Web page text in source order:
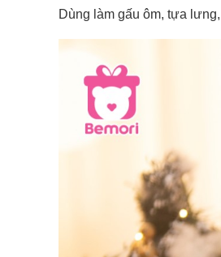
Dùng làm gấu ôm, tựa